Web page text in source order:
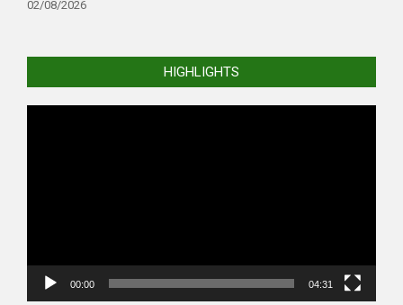
02/08/2026
HIGHLIGHTS
00:00 04:31